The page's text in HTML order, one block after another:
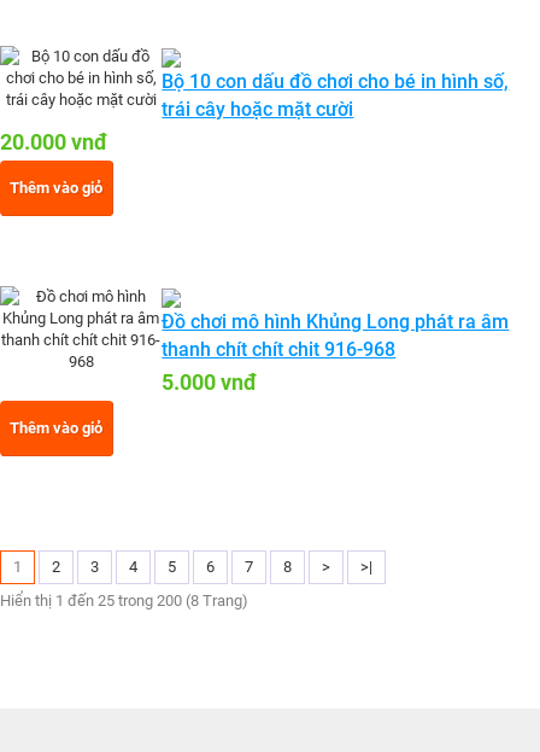
Bộ 10 con dấu đồ chơi cho bé in hình số,
trái cây hoặc mặt cười
20.000 vnđ
Thêm vào giỏ
Đồ chơi mô hình Khủng Long phát ra âm
thanh chít chít chit 916-968
5.000 vnđ
Thêm vào giỏ
1 2 3 4 5 6 7 8 >
>|
Hiển thị 1 đến 25 trong 200 (8 Trang)